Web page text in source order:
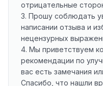
отрицательные
3. Прошу соблюдать
написании отзыва и
нецензурных
4. Мы приветствуем
рекомендации по
вас есть замечания
Спасибо, что нашли